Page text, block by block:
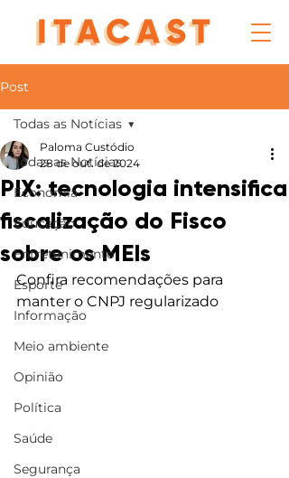
Post
Todas as Notícias
Economia
Educação
Entretenimento
Esporte
Informação
Meio ambiente
Opinião
Política
Saúde
Segurança
Todas as Notícias
PIX: tecnologia intensifica
fiscalização do Fisco
sobre os MEIs
Paloma Custódio
28 de out. de 2024
Confira recomendações para
manter o CNPJ regularizado